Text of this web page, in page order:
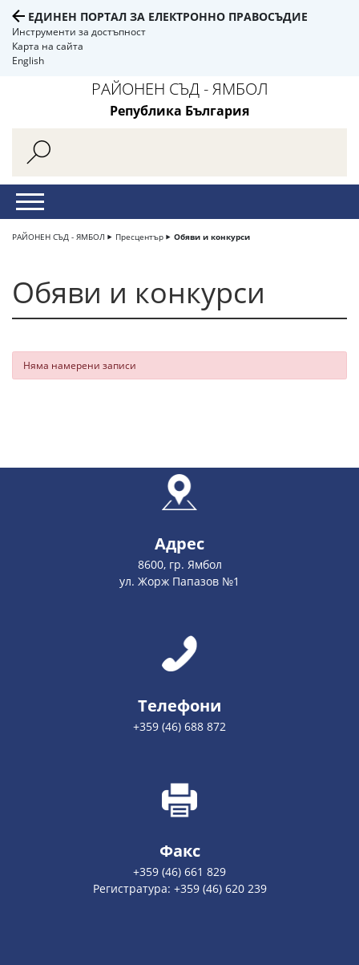
ЕДИНЕН ПОРТАЛ ЗА ЕЛЕКТРОННО ПРАВОСЪДИЕ
Инструменти за достъпност
Карта на сайта
English
РАЙОНЕН СЪД - ЯМБОЛ
Република България
РАЙОНЕН СЪД - ЯМБОЛ Пресцентър Обяви и конкурси
Обяви и конкурси
Няма намерени записи
Адрес
8600, гр. Ямбол
ул. Жорж Папазов №1
Телефони
+359 (46) 688 872
Факс
+359 (46) 661 829
Регистратура: +359 (46) 620 239